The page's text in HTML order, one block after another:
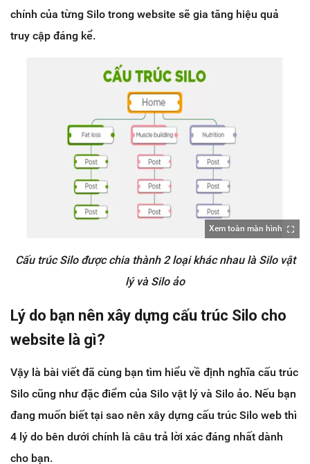
chính của từng Silo trong website sẽ gia tăng hiệu quả
truy cập đáng kể.
Xem toàn màn hình
Cấu trúc Silo được chia thành 2 loại khác nhau là Silo vật
lý và Silo ảo
Lý do bạn nên xây dựng cấu trúc Silo cho
website là gì?
Vậy là bài viết đã cùng bạn tìm hiểu về định nghĩa cấu trúc
Silo cũng như đặc điểm của Silo vật lý và Silo ảo. Nếu bạn
đang muốn biết tại sao nên xây dựng cấu trúc Silo web thì
4 lý do bên dưới chính là câu trả lời xác đáng nhất dành
cho bạn.